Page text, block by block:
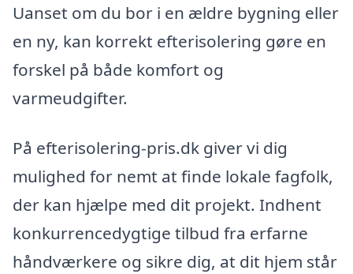
Uanset om du bor i en ældre bygning eller
en ny, kan korrekt efterisolering gøre en
forskel på både komfort og
varmeudgifter.
På efterisolering-pris.dk giver vi dig
mulighed for nemt at finde lokale fagfolk,
der kan hjælpe med dit projekt. Indhent
konkurrencedygtige tilbud fra erfarne
håndværkere og sikre dig, at dit hjem står